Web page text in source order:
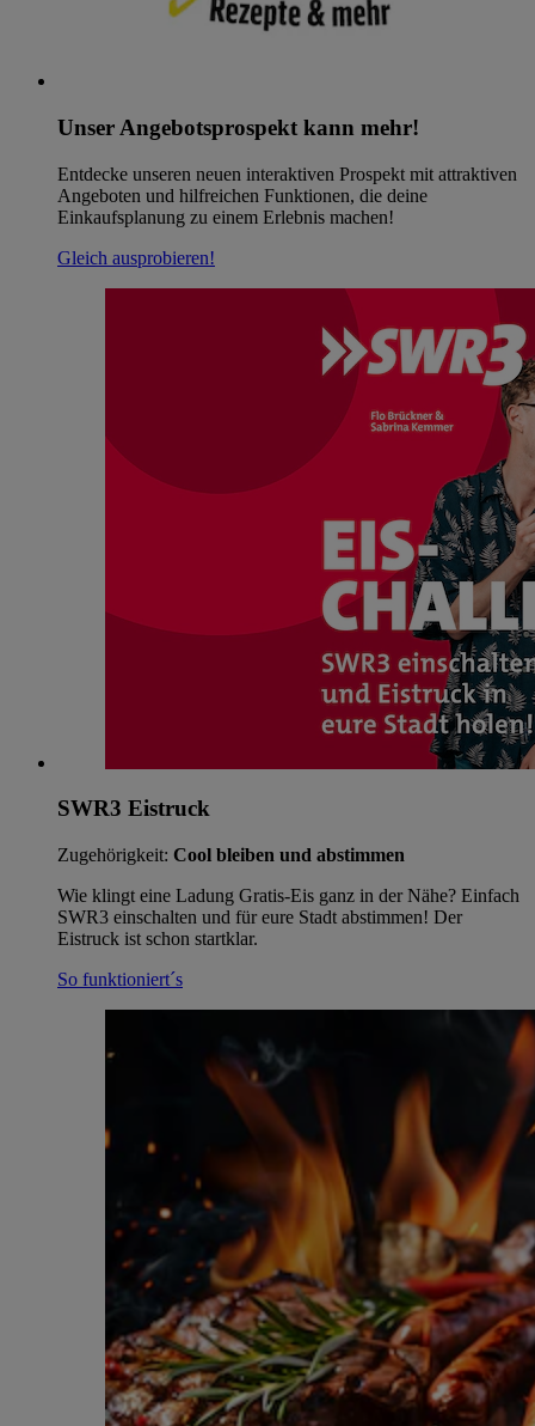
Unser Angebotsprospekt kann mehr!
Entdecke unseren neuen interaktiven Prospekt mit attraktiven
Angeboten und hilfreichen Funktionen, die deine
Einkaufsplanung zu einem Erlebnis machen!
Gleich ausprobieren!
SWR3 Eistruck
Zugehörigkeit: Cool bleiben und abstimmen
Wie klingt eine Ladung Gratis-Eis ganz in der Nähe? Einfach
SWR3 einschalten und für eure Stadt abstimmen! Der
Eistruck ist schon startklar.
So funktioniert´s